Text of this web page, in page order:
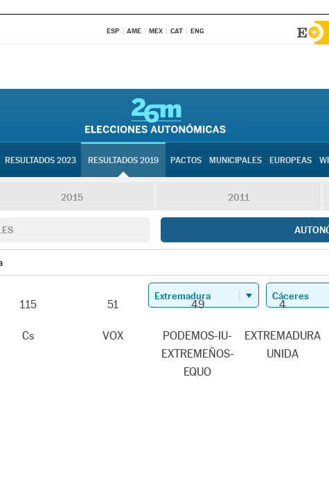
ESP AME MEX CAT ENG
RESULTADOS 2023 RESULTADOS 2019 PACTOS MUNICIPALES EUROPEAS
2015 2011
Cs VOX
PODEMOS-IU-
EXTREMEÑOS-
EQUO
EXTREMADURA
UNIDA
115 51 49 4